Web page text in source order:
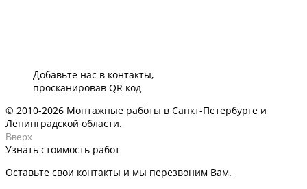
Добавьте нас в контакты,
просканировав QR код
© 2010-2026 Монтажные работы в Санкт-Петербурге и
Ленинградской области.
Вверх
Узнать стоимость работ
Оставьте свои контакты и мы перезвоним Вам.